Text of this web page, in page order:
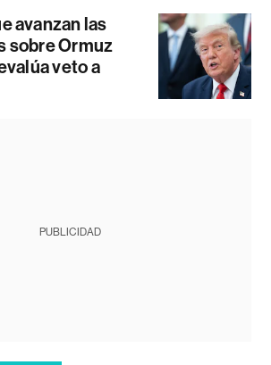
avanzan las
sobre Ormuz
veto a
PUBLICIDAD